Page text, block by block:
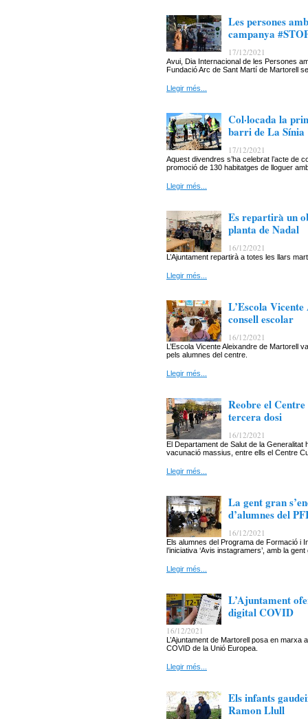
Les persones
campanya
17/12/2021
Avui, Dia Internacional de les Persones
Fundació Arc de Sant Martí de Martorell
Llegir més...
Col·locada la
barri de La Sínia
17/12/2021
Aquest divendres s’ha celebrat l’acte de
promoció de 130 habitatges de lloguer
Llegir més...
Es repartirà un
planta de Nadal
16/12/2021
L’Ajuntament repartirà a totes les llars
Llegir més...
L’Escola
consell escolar
16/12/2021
L’Escola Vicente Aleixandre de Martorell
pels alumnes del centre.
Llegir més...
Reobre el
tercera dosi
16/12/2021
El Departament de Salut de la
vacunació massius, entre ells el Centre
Llegir més...
La gent gran
d’alumnes del
16/12/2021
Els alumnes del Programa de Formació i
l’iniciativa ‘Avis instagramers’, amb la
Llegir més...
L’Ajuntament
digital COVID
16/12/2021
L’Ajuntament de Martorell posa en marxa
COVID de la Unió Europea.
Llegir més...
Els infants
Ramon Llull